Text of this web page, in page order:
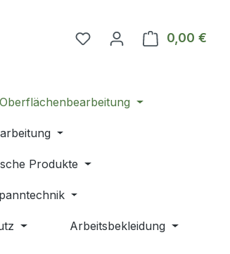
Du hast 0 Produkte auf
0,00 €
Oberflächenbearbeitung
Produkte
Arbeitsbekleidung